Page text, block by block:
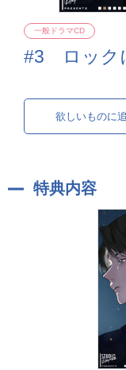
#3 ロック
一般ドラマCD
欲しいものに
特典内容